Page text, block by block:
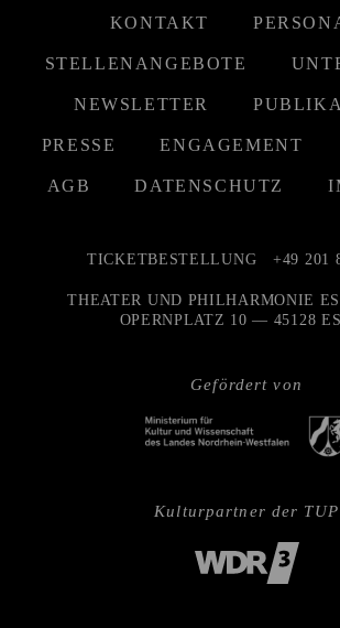
KONTAKT
STELLENANGEBOTE
NEWSLETTER
PRESSE ENGAGEMENT
AGB DATENSCHUTZ
Gefördert von
TICKETBESTELLUNG +49 201
THEATER UND PHILHARMONIE
OPERNPLATZ 10 — 45128
Kulturpartner der TUP